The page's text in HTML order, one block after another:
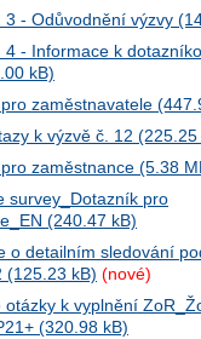
3 - Odůvodnění výzvy
4 - Informace k
zaměstnavatele
k výzvě č. 12
zaměstnance
survey_Dotazník pro
o detailním sledování
(nové)
otázky k vyplnění